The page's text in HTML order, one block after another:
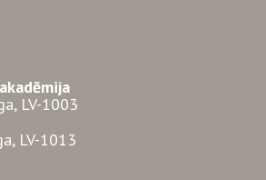
LV-1003
LV-1013